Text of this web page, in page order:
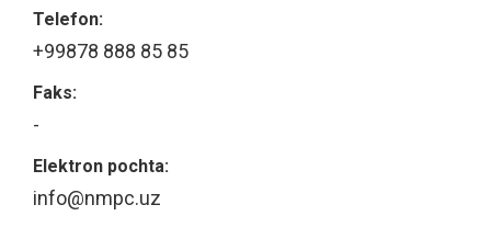
Telefon:
+99878 888 85 85
Faks:
-
Elektron pochta:
info@nmpc.uz